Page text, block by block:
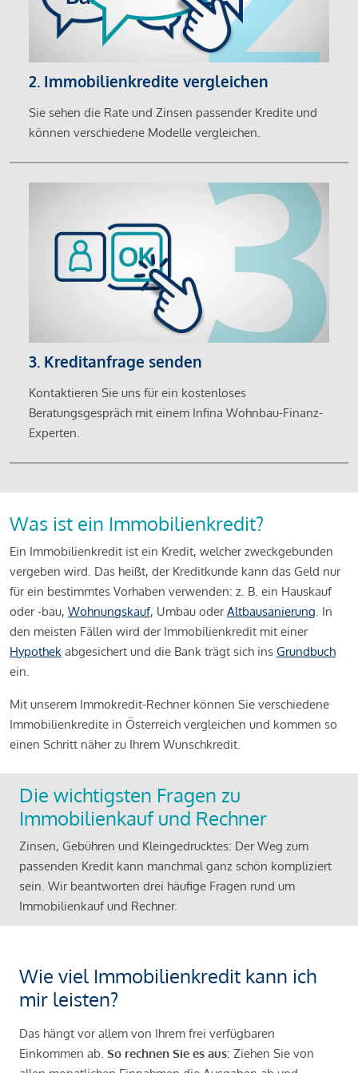
2. Immobilienkredite vergleichen
Sie sehen die Rate und Zinsen passender Kredite und
können verschiedene Modelle vergleichen.
3. Kreditanfrage senden
Kontaktieren Sie uns für ein kostenloses
Beratungsgespräch mit einem Infina Wohnbau-Finanz-
Experten.
Was ist ein Immobilienkredit?
Ein Immobilienkredit ist ein Kredit, welcher zweckgebunden
vergeben wird. Das heißt, der Kreditkunde kann das Geld nur
für ein bestimmtes Vorhaben verwenden: z. B. ein Hauskauf
oder -bau, Wohnungskauf, Umbau oderAltbausanierung. In
den meisten Fällen wird der Immobilienkredit mit einer
Hypothek abgesichert und die Bank trägt sich ins Grundbuch
ein.
Mit unserem Immokredit-Rechner können Sie verschiedene
Immobilienkredite in Österreich vergleichen und kommen so
einen Schritt näher zu Ihrem Wunschkredit.
Die wichtigsten Fragen zu
Immobilienkauf und Rechner
Zinsen, Gebühren und Kleingedrucktes: Der Weg zum
passenden Kredit kann manchmal ganz schön kompliziert
sein. Wir beantworten drei häufige Fragen rund um
Immobilienkauf und Rechner.
Wie viel Immobilienkredit kann ich
mir leisten?
Das hängt vor allem von Ihrem frei verfügbaren
Einkommen ab. So rechnen Sie es aus: Ziehen Sie von